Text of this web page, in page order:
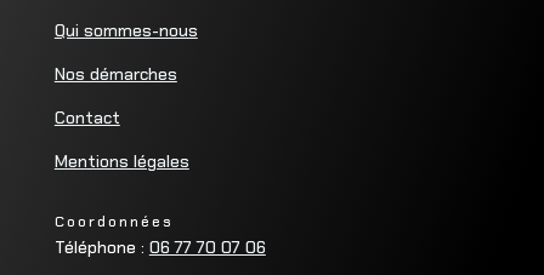
Qui sommes-nous
Nos démarches
Contact
Mentions légales
Coordonnées
Téléphone : 06 77 70 07 06